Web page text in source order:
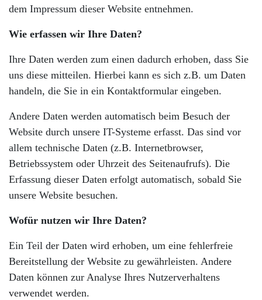
dem Impressum dieser Website entnehmen.
Wie erfassen wir Ihre Daten?
Ihre Daten werden zum einen dadurch erhoben, dass Sie
uns diese mitteilen. Hierbei kann es sich z.B. um Daten
handeln, die Sie in ein Kontaktformular eingeben.
Andere Daten werden automatisch beim Besuch der
Website durch unsere IT-Systeme erfasst. Das sind vor
allem technische Daten (z.B. Internetbrowser,
Betriebssystem oder Uhrzeit des Seitenaufrufs). Die
Erfassung dieser Daten erfolgt automatisch, sobald Sie
unsere Website besuchen.
Wofür nutzen wir Ihre Daten?
Ein Teil der Daten wird erhoben, um eine fehlerfreie
Bereitstellung der Website zu gewährleisten. Andere
Daten können zur Analyse Ihres Nutzerverhaltens
verwendet werden.